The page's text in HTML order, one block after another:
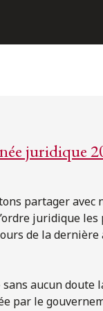
juridique
partager avec
juridique
de la dernière
aucun doute
par le